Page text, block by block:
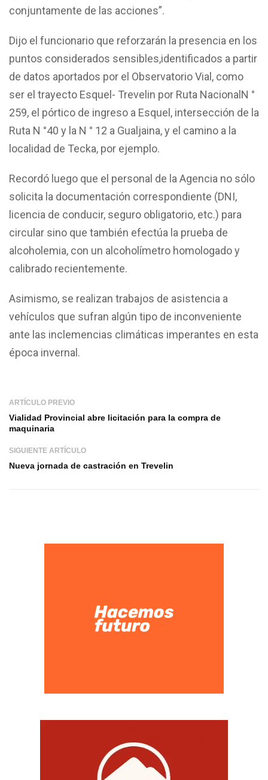
conjuntamente de las acciones”.
Dijo el funcionario que reforzarán la presencia en los
puntos considerados sensibles,identificados a partir
de datos aportados por el Observatorio Vial, como
ser el trayecto Esquel- Trevelin por Ruta NacionalN °
259, el pórtico de ingreso a Esquel, intersección de la
Ruta N °40 y la N ° 12 a Gualjaina, y el camino a la
localidad de Tecka, por ejemplo.
Recordó luego que el personal de la Agencia no sólo
solicita la documentación correspondiente (DNI,
licencia de conducir, seguro obligatorio, etc.) para
circular sino que también efectúa la prueba de
alcoholemia, con un alcoholímetro homologado y
calibrado recientemente.
Asimismo, se realizan trabajos de asistencia a
vehículos que sufran algún tipo de inconveniente
ante las inclemencias climáticas imperantes en esta
época invernal.
ARTÍCULO PREVIO
Vialidad Provincial abre licitación para la compra de
maquinaria
SIGUIENTE ARTÍCULO
Nueva jornada de castración en Trevelin